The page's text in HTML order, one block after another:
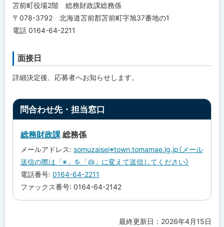
プ
に
戻
苫前町役場2階 総務財政課総務係
〒078-3792 北海道苫前郡苫前町字旭37番地の1
電話 0164-64-2211
ト
プ
戻
る
面接日
詳細決定後、応募者へお知らせします。
ト
問合わせ先・担当窓口
総務財政課 総務係
メールアドレス: somuzaisei※town.tomamae.lg.jp（メール
送信の際は「※」を「@」に変えて送信してください）
電話番号: 0164-64-2211
ファックス番号: 0164-64-2142
最終更新日： 2026年4月15日